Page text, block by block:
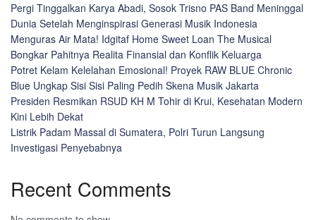
Pergi Tinggalkan Karya Abadi, Sosok Trisno PAS Band Meninggal
Dunia Setelah Menginspirasi Generasi Musik Indonesia
Menguras Air Mata! Idgitaf Home Sweet Loan The Musical
Bongkar Pahitnya Realita Finansial dan Konflik Keluarga
Potret Kelam Kelelahan Emosional! Proyek RAW BLUE Chronic
Blue Ungkap Sisi Sisi Paling Pedih Skena Musik Jakarta
Presiden Resmikan RSUD KH M Tohir di Krui, Kesehatan Modern
Kini Lebih Dekat
Listrik Padam Massal di Sumatera, Polri Turun Langsung
Investigasi Penyebabnya
Recent Comments